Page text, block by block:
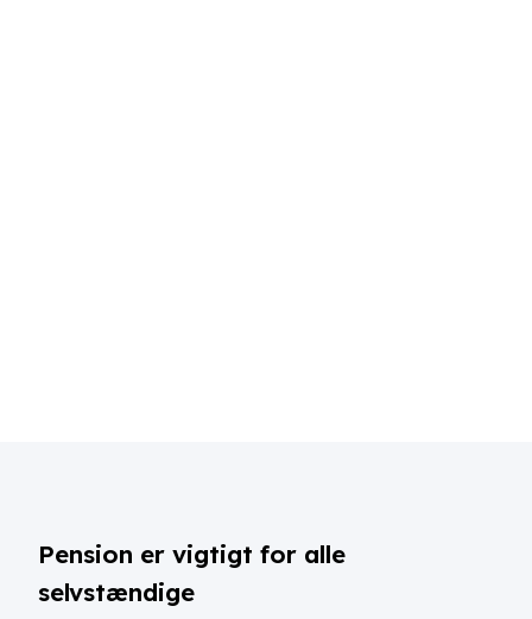
Pension er vigtigt for alle
selvstændige